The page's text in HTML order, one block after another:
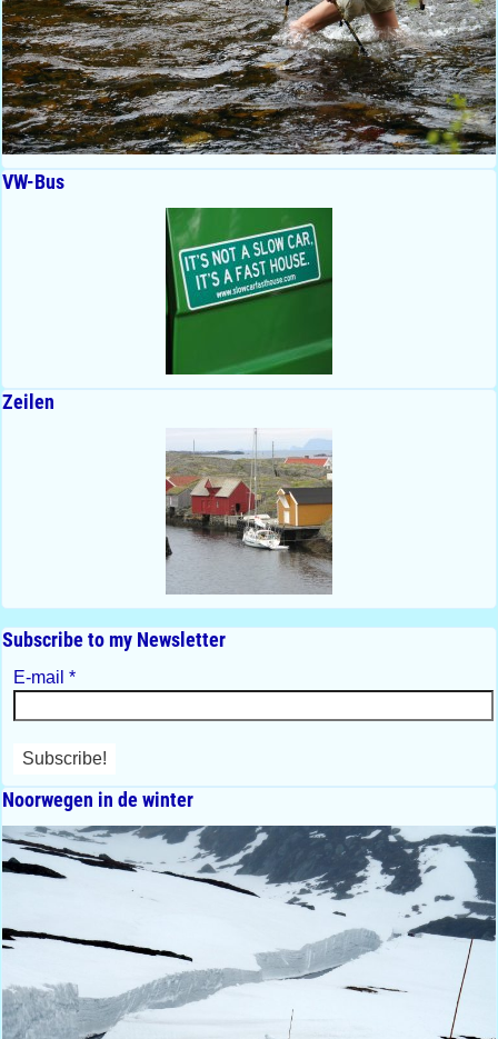
VW-Bus
Zeilen
Subscribe to my Newsletter
E-mail *
Noorwegen in de winter